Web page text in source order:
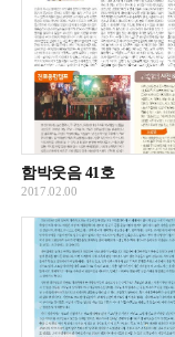
함박웃음 41호
2017.02.00